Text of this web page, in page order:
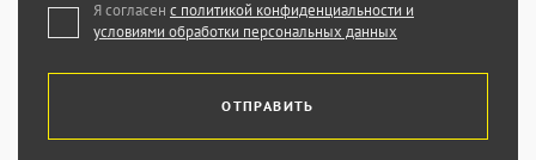
Я согласен с политикой конфиденциальности и
условиями обработки персональных данных
ОТПРАВИТЬ